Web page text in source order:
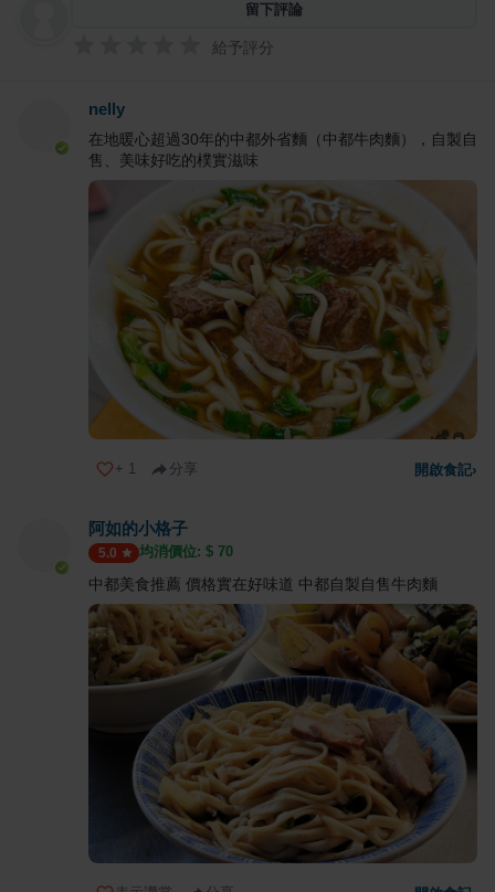
留下評論
給予評分
nelly
在地暖心超過30年的中都外省麵（中都牛肉麵），自製自
售、美味好吃的樸實滋味
+ 1 分享 開啟食記›
阿如的小格子
5.0 均消價位: $ 70
中都美食推薦 價格實在好味道 中都自製自售牛肉麵